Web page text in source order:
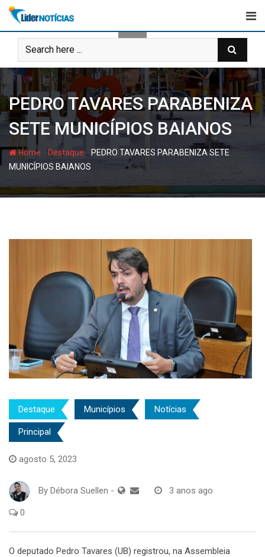
Skip
content
PEDRO TAVARES PARABENIZA
SETE MUNICÍPIOS BAIANOS
Home Destaque - PEDRO TAVARES PARABENIZA SETE
MUNICÍPIOS BAIANOS
Destaque Municípios Notícias
Principal
agosto 5, 2023
By Débora Suellen - 3 anos ago
0
O deputado Pedro Tavares (UB) registrou, na Assembleia